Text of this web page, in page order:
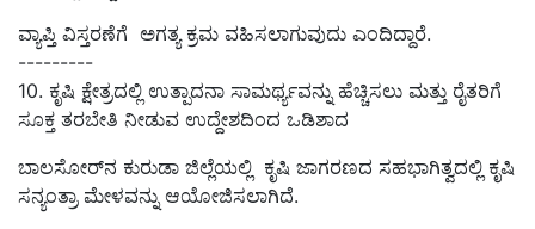
ವ್ಯಾಪ್ತಿ ವಿಸ್ತರಣೆಗೆ ಅಗತ್ಯ ಕ್ರಮ ವಹಿಸಲಾಗುವುದು ಎಂದಿದ್ದಾರೆ.
---------
10. ಕೃಷಿ ಕ್ಷೇತ್ರದಲ್ಲಿ ಉತ್ಪಾದನಾ ಸಾಮರ್ಥ್ಯವನ್ನು ಹೆಚ್ಚಿಸಲು ಮತ್ತು ರೈತರಿಗೆ
ಸೂಕ್ತ ತರಬೇತಿ ನೀಡುವ ಉದ್ದೇಶದಿಂದ ಒಡಿಶಾದ
ಬಾಲಸೋರ್‌ನ ಕುರುಡಾ ಜಿಲ್ಲೆಯಲ್ಲಿ ಕೃಷಿ ಜಾಗರಣದ ಸಹಭಾಗಿತ್ವದಲ್ಲಿ ಕೃಷಿ
ಸನ್ಯಂತ್ರಾ ಮೇಳವನ್ನು ಆಯೋಜಿಸಲಾಗಿದೆ.